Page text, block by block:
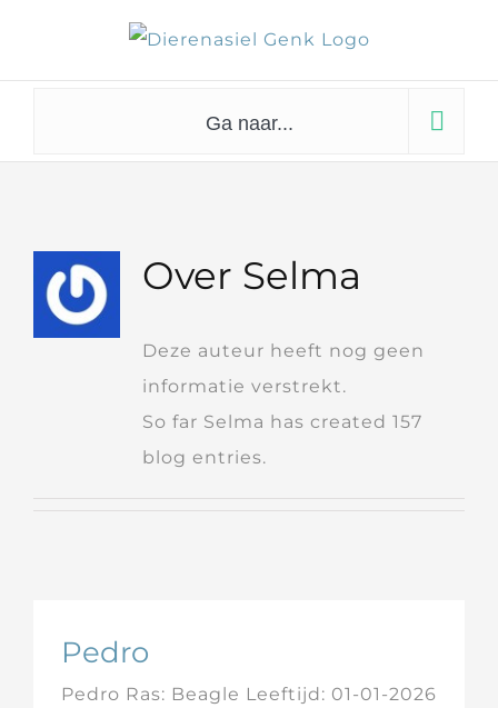
content
Ga naar...
Over Selma
Deze auteur heeft nog geen
informatie verstrekt.
So far Selma has created 157
blog entries.
Pedro
Pedro Ras: Beagle Leeftijd: 01-01-2026